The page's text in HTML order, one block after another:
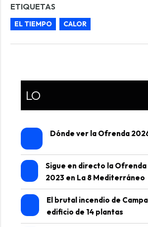
ETIQUETAS
EL TIEMPO CALOR
LO
Dónde ver la Ofrenda
Sigue en directo la Ofrenda
2023 en La 8 Mediterráneo
El brutal incendio de
edificio de 14 plantas